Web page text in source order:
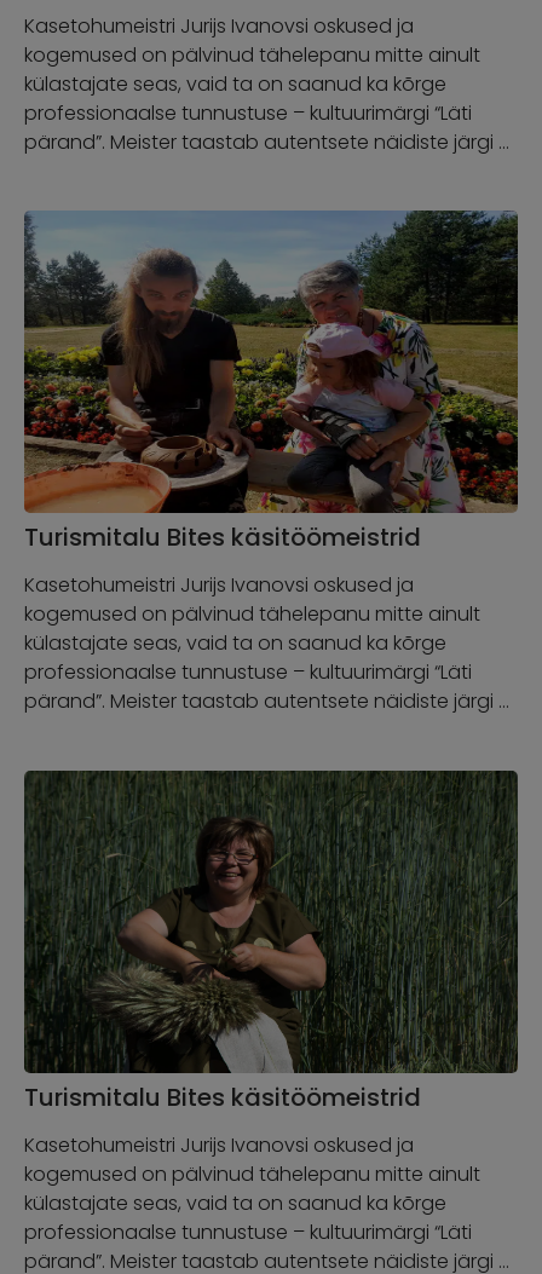
Kasetohumeistri Jurijs Ivanovsi oskused ja
kogemused on pälvinud tähelepanu mitte ainult
külastajate seas, vaid ta on saanud ka kõrge
professionaalse tunnustuse – kultuurimärgi “Läti
pärand”. Meister taastab autentsete näidiste järgi …
Turismitalu Bites käsitöömeistrid
Kasetohumeistri Jurijs Ivanovsi oskused ja
kogemused on pälvinud tähelepanu mitte ainult
külastajate seas, vaid ta on saanud ka kõrge
professionaalse tunnustuse – kultuurimärgi “Läti
pärand”. Meister taastab autentsete näidiste järgi …
Turismitalu Bites käsitöömeistrid
Kasetohumeistri Jurijs Ivanovsi oskused ja
kogemused on pälvinud tähelepanu mitte ainult
külastajate seas, vaid ta on saanud ka kõrge
professionaalse tunnustuse – kultuurimärgi “Läti
pärand”. Meister taastab autentsete näidiste järgi …